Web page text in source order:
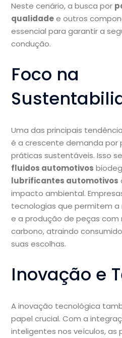
Neste cenário, a busca por
qualidadee outros
essencial para garantir a
condução.
Foco na
Uma das principais
é a crescente demanda por
práticas sustentáveis. Isso
fluidos automotivos
lubrificantes automotivos
impacto ambiental.
tecnologias que permitem
e a produção de peças
carbono, atraindo
suas escolhas.
Inovação e
A inovação tecnológica
papel crucial. Com a
inteligentes nos veículos, as